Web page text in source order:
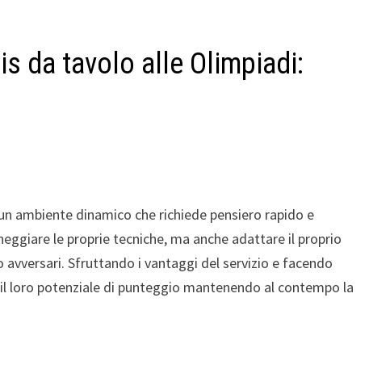
da tavolo alle Olimpiadi:
ambiente dinamico che richiede pensiero rapido e
le proprie tecniche, ma anche adattare il proprio
Sfruttando i vantaggi del servizio e facendo
potenziale di punteggio mantenendo al contempo la